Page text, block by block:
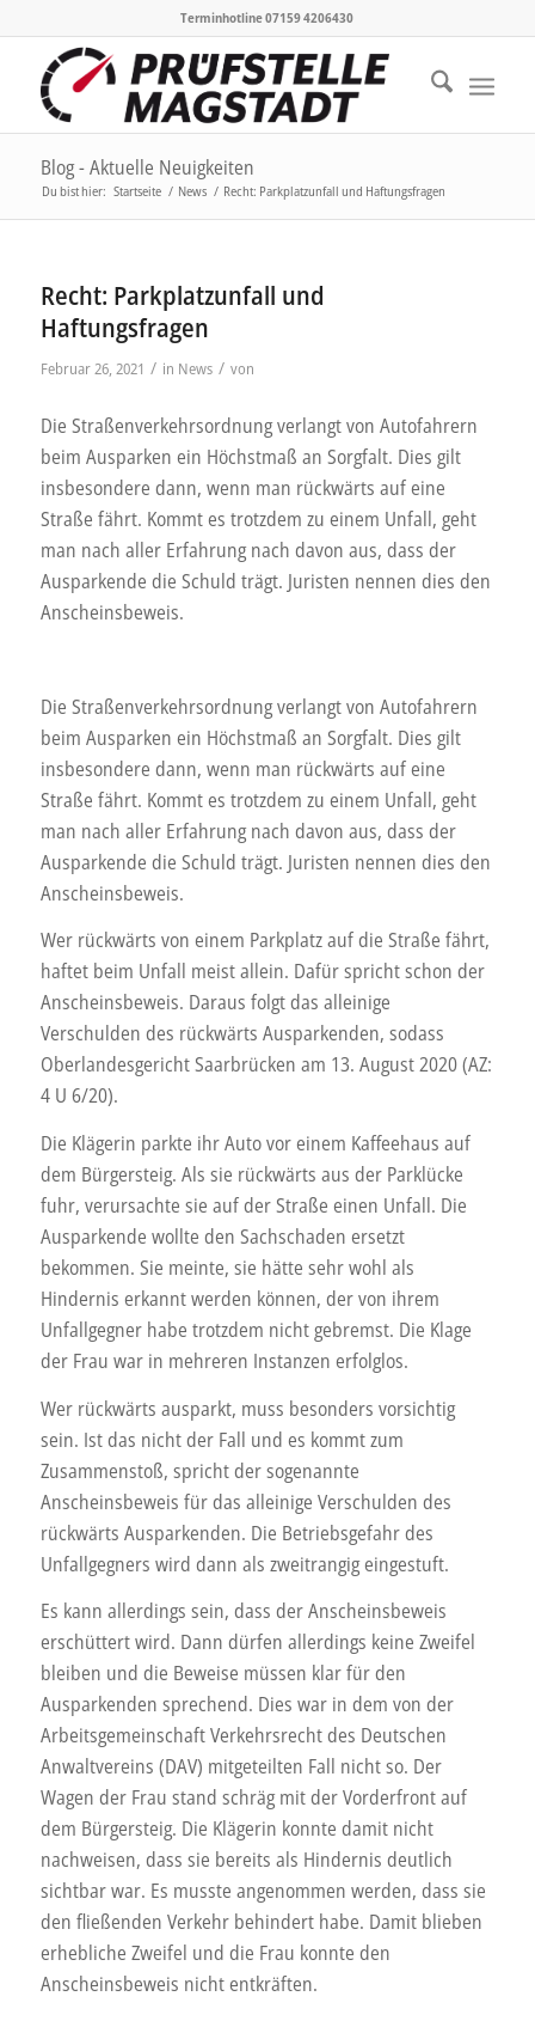
Terminhotline 07159 4206430
Blog - Aktuelle Neuigkeiten
Du bist hier: Startseite / News / Recht: Parkplatzunfall und Haftungsfragen
Recht: Parkplatzunfall und
Haftungsfragen
Februar 26, 2021 / in News / von
Die Straßenverkehrsordnung verlangt von Autofahrern
beim Ausparken ein Höchstmaß an Sorgfalt. Dies gilt
insbesondere dann, wenn man rückwärts auf eine
Straße fährt. Kommt es trotzdem zu einem Unfall, geht
man nach aller Erfahrung nach davon aus, dass der
Ausparkende die Schuld trägt. Juristen nennen dies den
Anscheinsbeweis.
Die Straßenverkehrsordnung verlangt von Autofahrern
beim Ausparken ein Höchstmaß an Sorgfalt. Dies gilt
insbesondere dann, wenn man rückwärts auf eine
Straße fährt. Kommt es trotzdem zu einem Unfall, geht
man nach aller Erfahrung nach davon aus, dass der
Ausparkende die Schuld trägt. Juristen nennen dies den
Anscheinsbeweis.
Wer rückwärts von einem Parkplatz auf die Straße fährt,
haftet beim Unfall meist allein. Dafür spricht schon der
Anscheinsbeweis. Daraus folgt das alleinige
Verschulden des rückwärts Ausparkenden, sodass
Oberlandesgericht Saarbrücken am 13. August 2020 (AZ:
4 U 6/20).
Die Klägerin parkte ihr Auto vor einem Kaffeehaus auf
dem Bürgersteig. Als sie rückwärts aus der Parklücke
fuhr, verursachte sie auf der Straße einen Unfall. Die
Ausparkende wollte den Sachschaden ersetzt
bekommen. Sie meinte, sie hätte sehr wohl als
Hindernis erkannt werden können, der von ihrem
Unfallgegner habe trotzdem nicht gebremst. Die Klage
der Frau war in mehreren Instanzen erfolglos.
Wer rückwärts ausparkt, muss besonders vorsichtig
sein. Ist das nicht der Fall und es kommt zum
Zusammenstoß, spricht der sogenannte
Anscheinsbeweis für das alleinige Verschulden des
rückwärts Ausparkenden. Die Betriebsgefahr des
Unfallgegners wird dann als zweitrangig eingestuft.
Es kann allerdings sein, dass der Anscheinsbeweis
erschüttert wird. Dann dürfen allerdings keine Zweifel
bleiben und die Beweise müssen klar für den
Ausparkenden sprechend. Dies war in dem von der
Arbeitsgemeinschaft Verkehrsrecht des Deutschen
Anwaltvereins (DAV) mitgeteilten Fall nicht so. Der
Wagen der Frau stand schräg mit der Vorderfront auf
dem Bürgersteig. Die Klägerin konnte damit nicht
nachweisen, dass sie bereits als Hindernis deutlich
sichtbar war. Es musste angenommen werden, dass sie
den fließenden Verkehr behindert habe. Damit blieben
erhebliche Zweifel und die Frau konnte den
Anscheinsbeweis nicht entkräften.